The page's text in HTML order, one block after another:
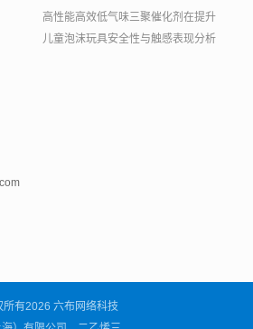
高性能高效低气味三聚催化剂在提升
儿童泡沫玩具安全性与触感表现分析
所有2026 六布网络科技